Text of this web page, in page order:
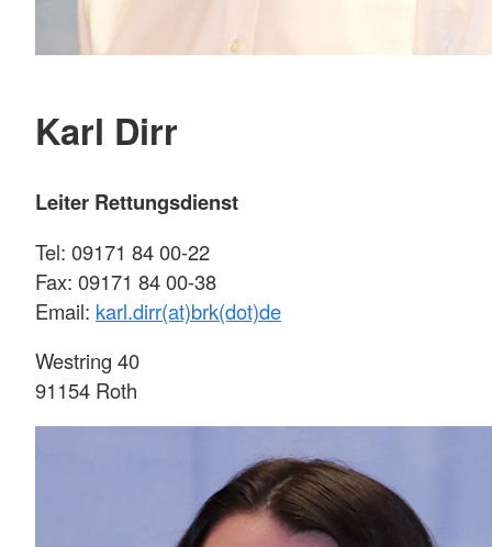
Karl Dirr
Leiter Rettungsdienst
Tel: 09171 84 00-22
Fax: 09171 84 00-38
Email: karl.dirr(at)brk(dot)de
Westring 40
91154 Roth